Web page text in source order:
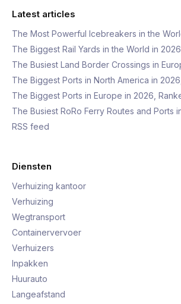
Latest articles
The Most Powerful Icebreakers in the
The Biggest Rail Yards in the World in
The Busiest Land Border Crossings in
The Biggest Ports in North America in
The Biggest Ports in Europe in 2026,
The Busiest RoRo Ferry Routes and Ports
RSS feed
Diensten
Verhuizing kantoor
Verhuizing
Wegtransport
Containervervoer
Verhuizers
Inpakken
Huurauto
Langeafstand